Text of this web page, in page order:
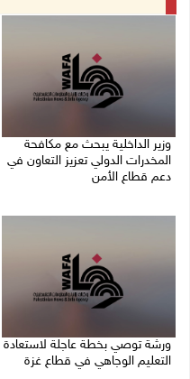
وزير الداخلية يبحث مع مكافحة
المخدرات الدولي تعزيز التعاون في
دعم قطاع الأمن
ورشة توصي بخطة عاجلة لاستعادة
التعليم الوجاهي في قطاع غزة